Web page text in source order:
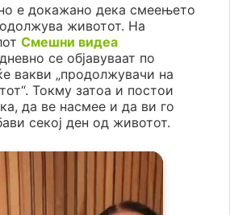
е докажано дека смеењето
животот. На
Смешни видеа
се објавуваат по
вакви „продолжувачи на
Токму затоа и постои
да ве насмее и да ви го
секој ден од животот.